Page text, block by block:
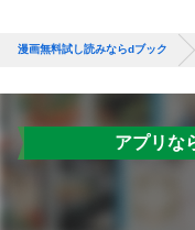
漫画無料試し読みならdブック
アプリな